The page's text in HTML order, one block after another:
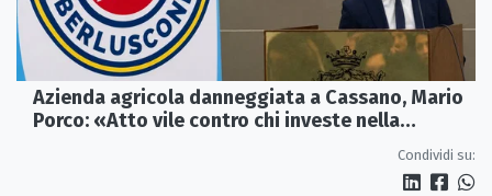
Azienda agricola danneggiata a Cassano, Mario
Porco: «Atto vile contro chi investe nella
Condividi su: